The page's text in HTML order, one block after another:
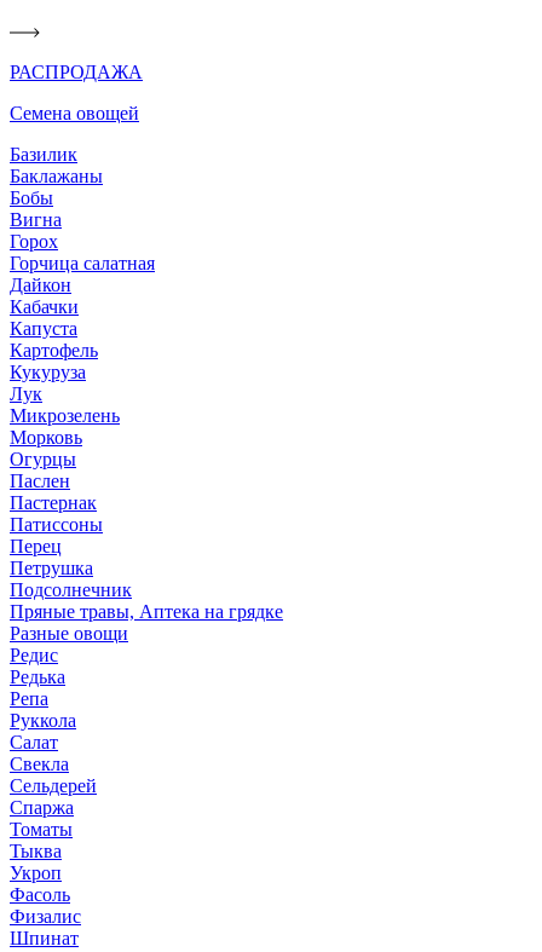
РАСПРОДАЖА
Семена овощей
Базилик
Баклажаны
Бобы
Вигна
Горох
Горчица салатная
Дайкон
Кабачки
Капуста
Картофель
Кукуруза
Лук
Микрозелень
Морковь
Огурцы
Паслен
Пастернак
Патиссоны
Перец
Петрушка
Подсолнечник
Пряные травы, Аптека на грядке
Разные овощи
Редис
Редька
Репа
Руккола
Салат
Свекла
Сельдерей
Спаржа
Томаты
Тыква
Укроп
Фасоль
Физалис
Шпинат